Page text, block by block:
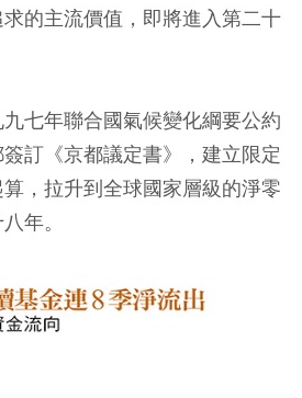
的主流價值，即將進入第二十
七年聯合國氣候變化綱要公約
訂《京都議定書》，建立限定
，拉升到全球國家層級的淨零
年。